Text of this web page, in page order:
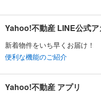
Yahoo!不動産 LINE公式ア
新着物件をいち早くお届け！
便利な機能のご紹介
Yahoo!不動産 アプリ